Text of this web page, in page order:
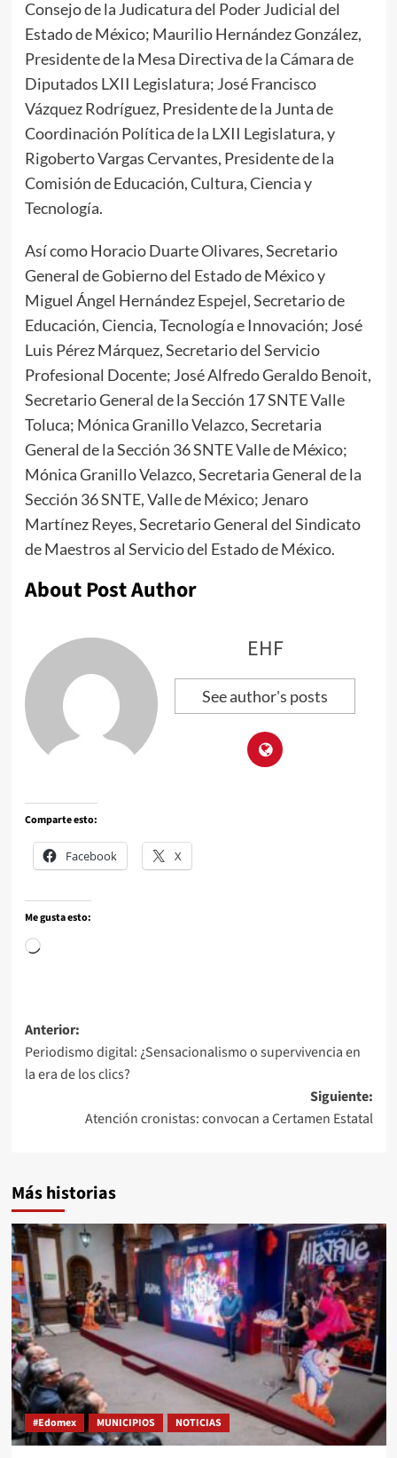
Consejo de la Judicatura del Poder Judicial del
Estado de México; Maurilio Hernández González,
Presidente de la Mesa Directiva de la Cámara de
Diputados LXII Legislatura; José Francisco
Vázquez Rodríguez, Presidente de la Junta de
Coordinación Política de la LXII Legislatura, y
Rigoberto Vargas Cervantes, Presidente de la
Comisión de Educación, Cultura, Ciencia y
Tecnología.
Así como Horacio Duarte Olivares, Secretario
General de Gobierno del Estado de México y
Miguel Ángel Hernández Espejel, Secretario de
Educación, Ciencia, Tecnología e Innovación; José
Luis Pérez Márquez, Secretario del Servicio
Profesional Docente; José Alfredo Geraldo Benoit,
Secretario General de la Sección 17 SNTE Valle
Toluca; Mónica Granillo Velazco, Secretaria
General de la Sección 36 SNTE Valle de México;
Mónica Granillo Velazco, Secretaria General de la
Sección 36 SNTE, Valle de México; Jenaro
Martínez Reyes, Secretario General del Sindicato
de Maestros al Servicio del Estado de México.
About Post Author
EHF
See author's posts
Comparte esto:
Facebook X
Me gusta esto:
Anterior:
Periodismo digital: ¿Sensacionalismo o supervivencia en
la era de los clics?
Siguiente:
Atención cronistas: convocan a Certamen Estatal
Más historias
#Edomex MUNICIPIOS NOTICIAS